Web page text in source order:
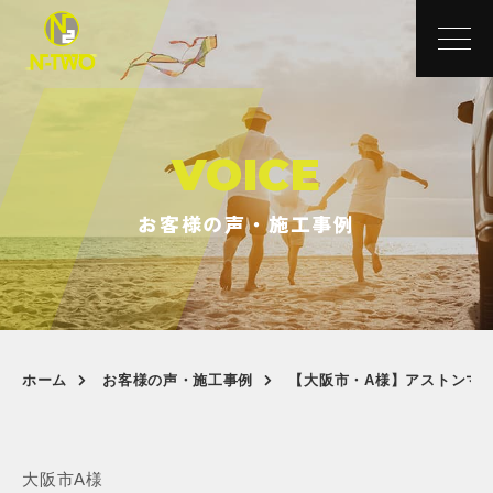
VOICE
お客様の声・施工事例
ホーム お客様の声・施工事例 【大阪市・A様】アストン
大阪市A様